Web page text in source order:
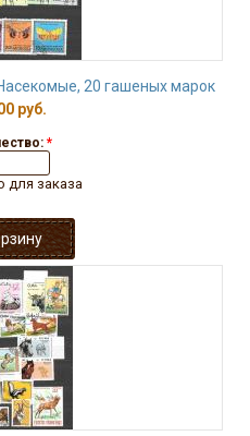
20 гашеных марок
руб.
*
для заказа